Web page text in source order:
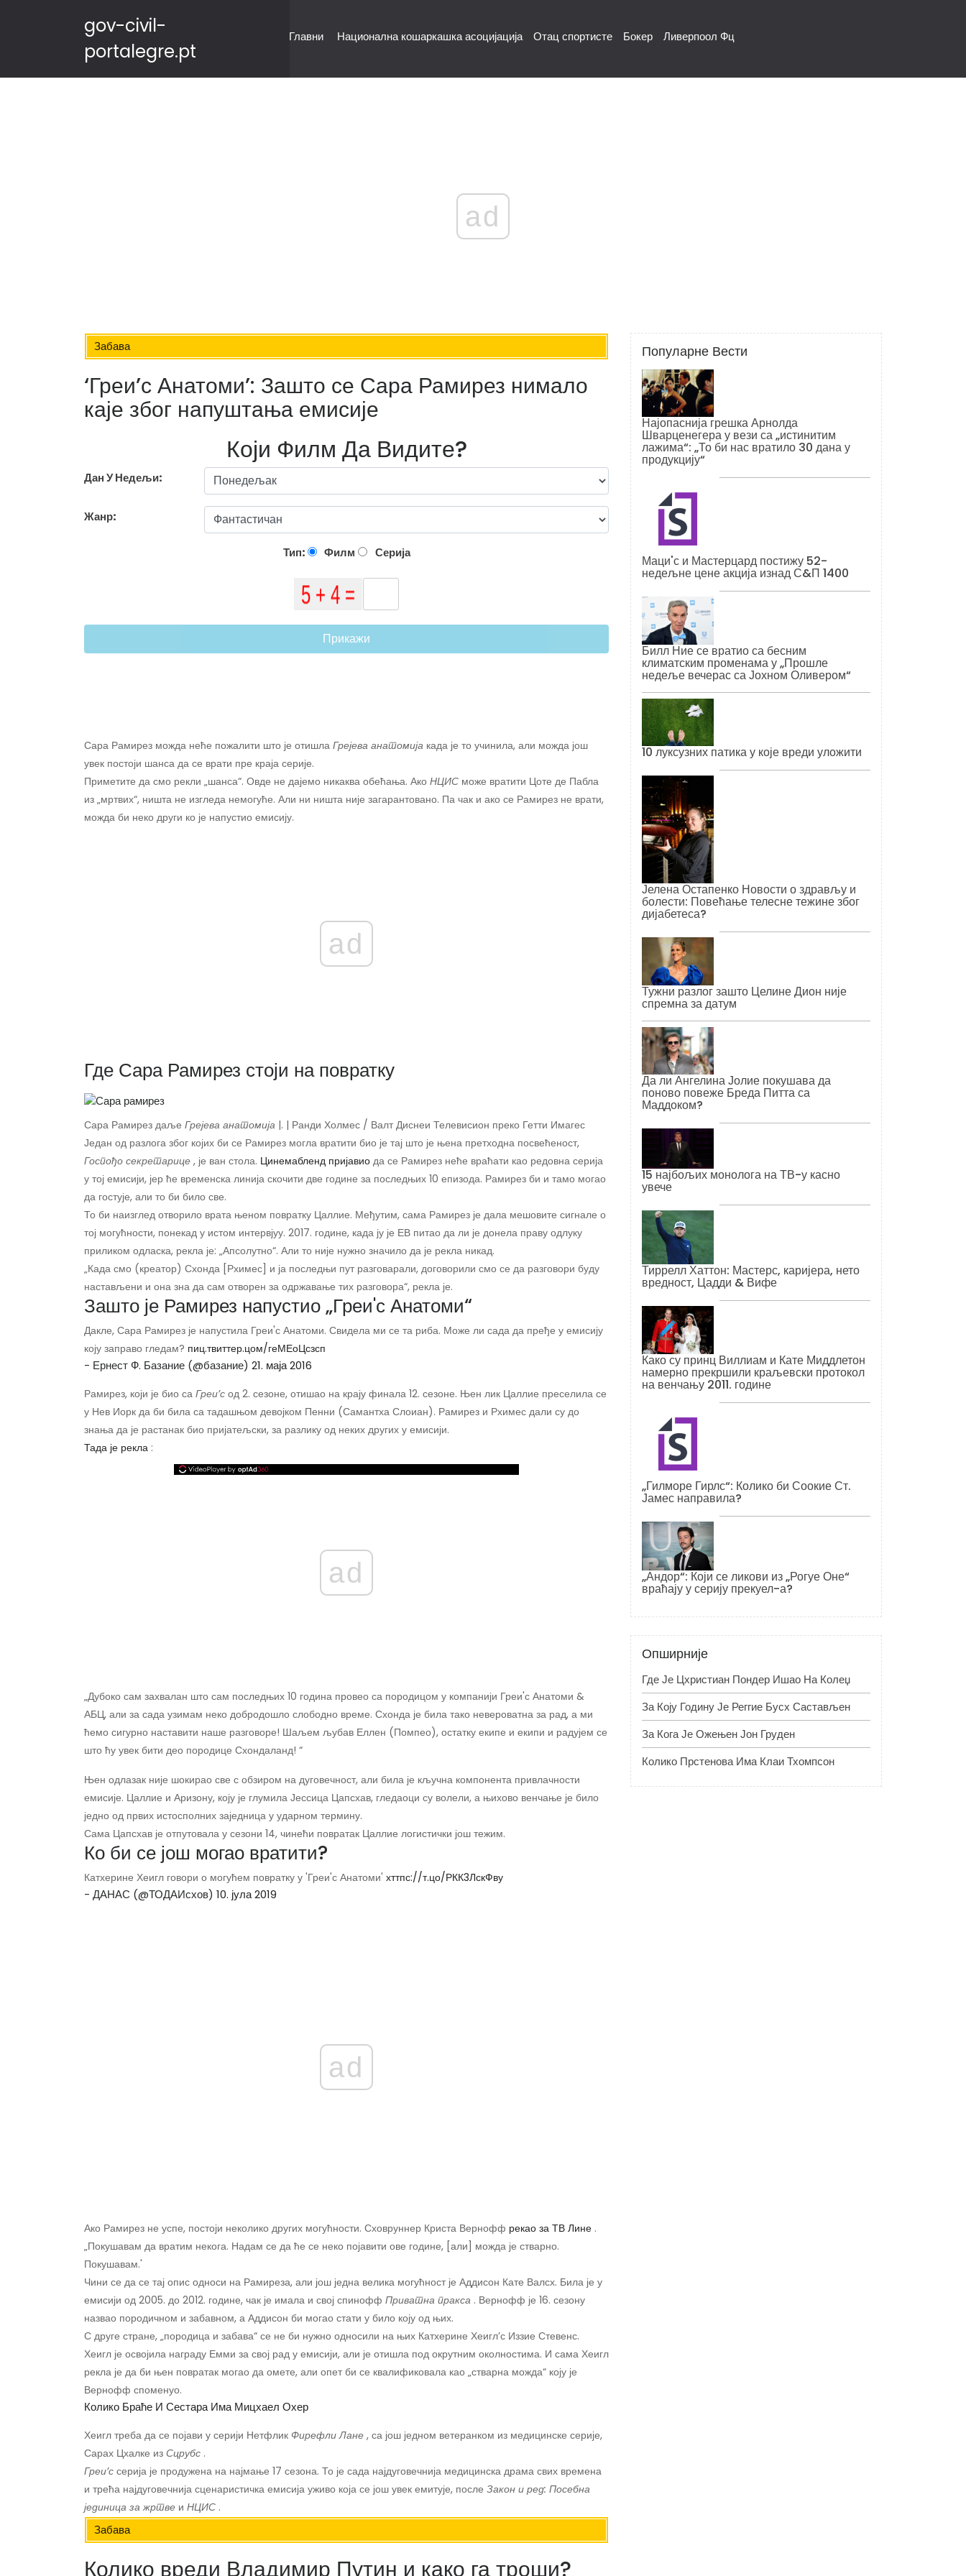
gov-civil-
portalegre.pt
Главни Национална кошаркашка асоцијација Отац спортисте Бокер Ливерпоол Фц
ad
Забава
‘Греи’с Анатоми’: Зашто се Сара Рамирез нимало
каје због напуштања емисије
Који Филм Да Видите?
Дан У Недељи:
Жанр:
Тип: Филм Серија
Прикажи
Сара Рамирез можда неће пожалити што је отишла Грејева анатомија када је то учинила, али можда још
увек постоји шанса да се врати пре краја серије.
Приметите да смо рекли „шанса“. Овде не дајемо никаква обећања. Ако НЦИС може вратити Цоте де Пабла
из „мртвих“, ништа не изгледа немогуће. Али ни ништа није загарантовано. Па чак и ако се Рамирез не врати,
можда би неко други ко је напустио емисију.
ad
Где Сара Рамирез стоји на повратку
Сара Рамирез даље Грејева анатомија |. | Ранди Холмес / Валт Диснеи Телевисион преко Гетти Имагес
Један од разлога због којих би се Рамирез могла вратити био је тај што је њена претходна посвећеност,
Госпођо секретарице , је ван стола. Цинемабленд пријавио да се Рамирез неће враћати као редовна серија
у тој емисији, јер ће временска линија скочити две године за последњих 10 епизода. Рамирез би и тамо могао
да гостује, али то би било све.
То би наизглед отворило врата њеном повратку Цаллие. Међутим, сама Рамирез је дала мешовите сигнале о
тој могућности, понекад у истом интервјуу. 2017. године, када ју је ЕВ питао да ли је донела праву одлуку
приликом одласка, рекла је: „Апсолутно“. Али то није нужно значило да је рекла никад.
„Када смо (креатор) Схонда [Рхимес] и ја последњи пут разговарали, договорили смо се да разговори буду
настављени и она зна да сам отворен за одржавање тих разговора“, рекла је.
Зашто је Рамирез напустио „Греи'с Анатоми“
Дакле, Сара Рамирез је напустила Греи'с Анатоми. Свидела ми се та риба. Може ли сада да пређе у емисију
коју заправо гледам? пиц.твиттер.цом/геМЕоЦсзсп
- Ернест Ф. Базание (@базание) 21. маја 2016
Рамирез, који је био са Греи’с од 2. сезоне, отишао на крају финала 12. сезоне. Њен лик Цаллие преселила се
у Нев Иорк да би била са тадашњом девојком Пенни (Самантха Слоиан). Рамирез и Рхимес дали су до
знања да је растанак био пријатељски, за разлику од неких других у емисији.
Тада је рекла :
ad
„Дубоко сам захвалан што сам последњих 10 година провео са породицом у компанији Греи'с Анатоми &
АБЦ, али за сада узимам неко добродошло слободно време. Схонда је била тако невероватна за рад, а ми
ћемо сигурно наставити наше разговоре! Шаљем љубав Еллен (Помпео), остатку екипе и екипи и радујем се
што ћу увек бити део породице Схондаланд! “
Њен одлазак није шокирао све с обзиром на дуговечност, али била је кључна компонента привлачности
емисије. Цаллие и Аризону, коју је глумила Јессица Цапсхав, гледаоци су волели, а њихово венчање је било
једно од првих истосполних заједница у ударном термину.
Сама Цапсхав је отпутовала у сезони 14, чинећи повратак Цаллие логистички још тежим.
Ко би се још могао вратити?
Катхерине Хеигл говори о могућем повратку у 'Греи'с Анатоми' хттпс://т.цо/РКК3ЛскФву
- ДАНАС (@ТОДАИсхов) 10. јула 2019
ad
Ако Рамирез не успе, постоји неколико других могућности. Сховруннер Криста Вернофф рекао за ТВ Лине .
„Покушавам да вратим некога. Надам се да ће се неко појавити ове године, [али] можда је стварно.
Покушавам.'
Чини се да се тај опис односи на Рамиреза, али још једна велика могућност је Аддисон Кате Валсх. Била је у
емисији од 2005. до 2012. године, чак је имала и свој спинофф Приватна пракса . Вернофф је 16. сезону
назвао породичном и забавном, а Аддисон би могао стати у било коју од њих.
С друге стране, „породица и забава“ се не би нужно односили на њих Катхерине Хеигл’с Иззие Стевенс.
Хеигл је освојила награду Емми за свој рад у емисији, али је отишла под окрутним околностима. И сама Хеигл
рекла је да би њен повратак могао да омете, али опет би се квалификовала као „стварна можда“ коју је
Вернофф споменуо.
Колико Браће И Сестара Има Мицхаел Охер
Хеигл треба да се појави у серији Нетфлик Фирефли Лане , са још једном ветеранком из медицинске серије,
Сарах Цхалке из Сцрубс .
Греи’с серија је продужена на најмање 17 сезона. То је сада најдуговечнија медицинска драма свих времена
и трећа најдуговечнија сценаристичка емисија уживо која се још увек емитује, после Закон и ред: Посебна
јединица за жртве и НЦИС .
Забава
Колико вреди Владимир Путин и како га троши?
Популарне Вести
Најопаснија грешка Арнолда
Шварценегера у вези са „истинитим
лажима“: „То би нас вратило 30 дана у
продукцију“
Маци'с и Мастерцард постижу 52-
недељне цене акција изнад С&П 1400
Билл Ние се вратио са бесним
климатским променама у „Прошле
недеље вечерас са Јохном Оливером“
10 луксузних патика у које вреди уложити
Јелена Остапенко Новости о здрављу и
болести: Повећање телесне тежине због
дијабетеса?
Тужни разлог зашто Целине Дион није
спремна за датум
Да ли Ангелина Јолие покушава да
поново повеже Бреда Питта са
Маддоком?
15 најбољих монолога на ТВ-у касно
увече
Тиррелл Хаттон: Мастерс, каријера, нето
вредност, Цадди & Вифе
Како су принц Виллиам и Кате Миддлетон
намерно прекршили краљевски протокол
на венчању 2011. године
„Гилморе Гирлс“: Колико би Соокие Ст.
Јамес направила?
„Андор“: Који се ликови из „Рогуе Оне“
враћају у серију прекуел-а?
Опширније
Где Је Цхристиан Пондер Ишао На Колеџ
За Коју Годину Је Реггие Бусх Састављен
За Кога Је Ожењен Јон Груден
Колико Прстенова Има Клаи Тхомпсон